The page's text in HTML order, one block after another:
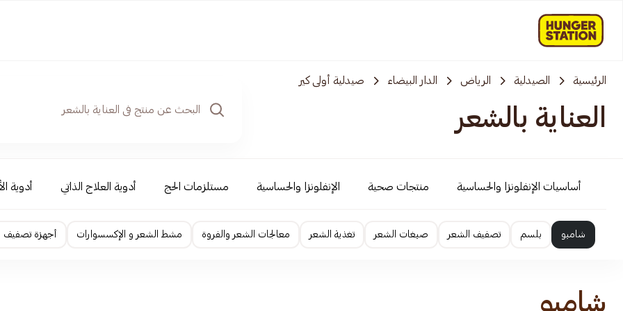
الرئيسية الصيدلية الرياض الدار البيضاء صيدلية أولى كير
العناية بالشعر
أساسيات الإنفلونزا والحساسية منتجات صحية الإنفلونزا والحساسية مستلزمات الحج أدوية العلاج الذاتي أدوية
شامبو بلسم تصفيف الشعر صبغات الشعر تغذية الشعر معالجات الشعر والفروة مشط الشعر و الإكسسوارات أجهزة تصفيف
شامبو